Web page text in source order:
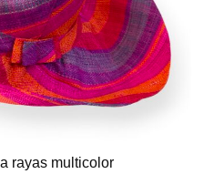
rayas multicolor